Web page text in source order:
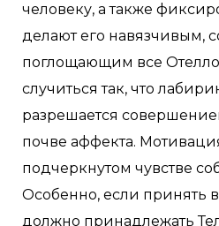
человеку, а также
делают его навязчивым,
поглощающим все
случиться так, что
разрешается
почве аффекта.
подчеркнутом чувстве
Особенно, если принять
должно принадлежать